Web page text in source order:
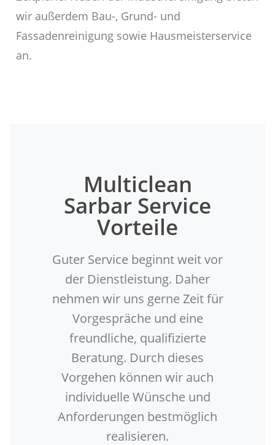
wir außerdem Bau-, Grund- und
Fassadenreinigung sowie Hausmeisterservice
an.
Multiclean
Sarbar Service
Vorteile
Guter Service beginnt weit vor
der Dienstleistung. Daher
nehmen wir uns gerne Zeit für
Vorgespräche und eine
freundliche, qualifizierte
Beratung. Durch dieses
Vorgehen können wir auch
individuelle Wünsche und
Anforderungen bestmöglich
realisieren.